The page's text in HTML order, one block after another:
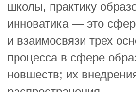
школы, практику
инноватика — это
и взаимосвязи трех
процесса в сфере
новшеств; их